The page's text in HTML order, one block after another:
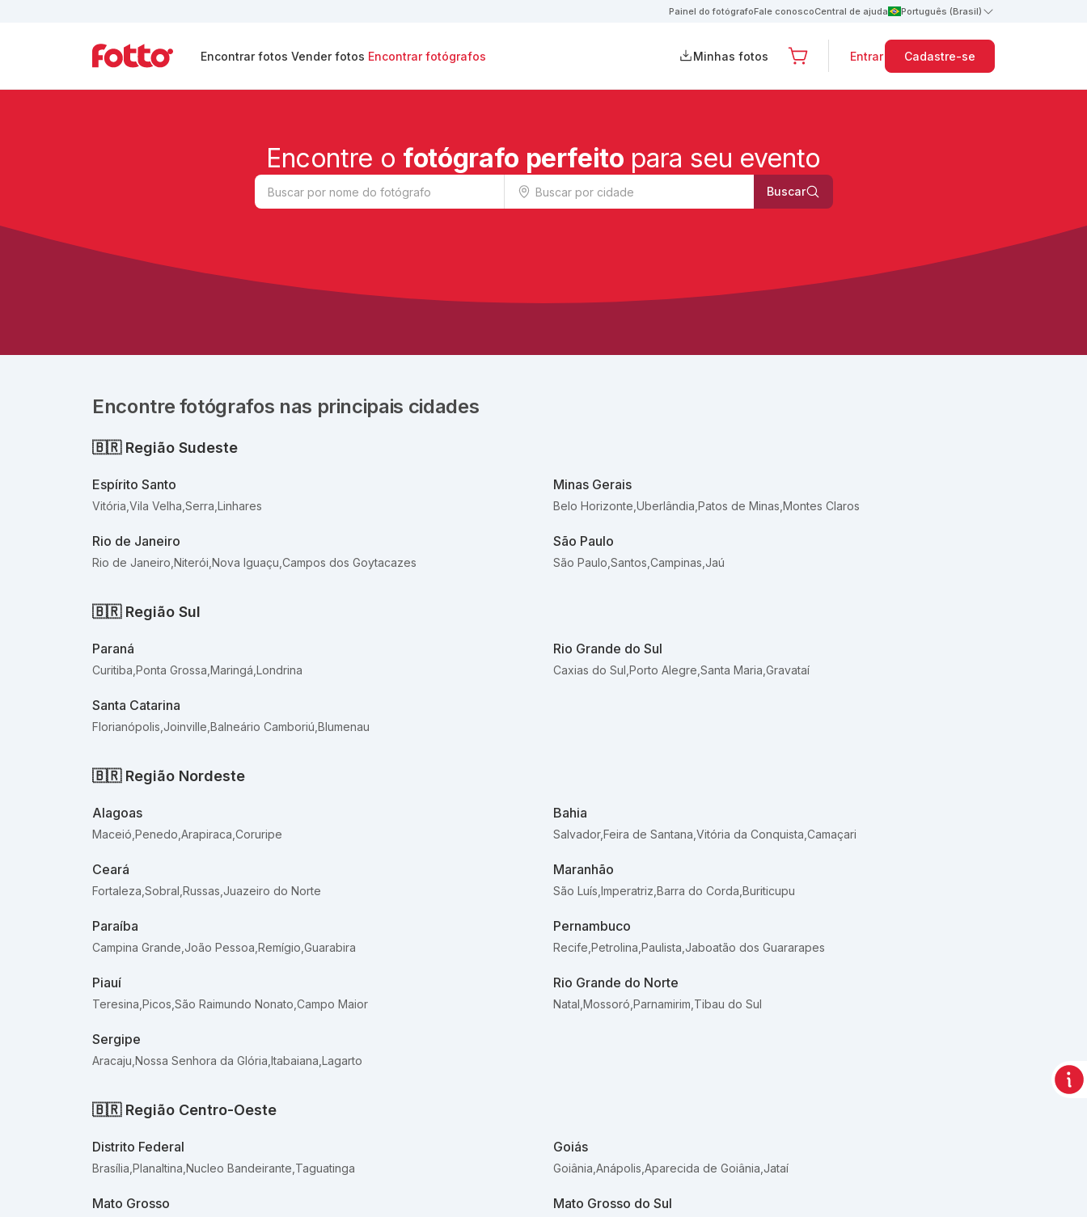
Painel do fotógrafoFale conoscoCentral de ajuda Português (Brasil)
Encontrar fotos Vender fotos Encontrar fotógrafos Minhas fotos Entrar Cadastre-se
Encontre o fotógrafo perfeito para seu evento
Buscar
Encontre fotógrafos nas principais cidades
🇧🇷 Região Sudeste
Espírito Santo
Vitória Vila Velha Serra Linhares
Minas Gerais
Belo Horizonte Uberlândia Patos de Minas Montes Claros
Rio de Janeiro
Rio de Janeiro Niterói Nova Iguaçu Campos dos Goytacazes
São Paulo
São Paulo Santos Campinas Jaú
🇧🇷 Região Sul
Paraná
Curitiba Ponta Grossa Maringá Londrina
Rio Grande do Sul
Caxias do Sul Porto Alegre Santa Maria Gravataí
Santa Catarina
Florianópolis Joinville Balneário Camboriú Blumenau
🇧🇷 Região Nordeste
Alagoas
Maceió Penedo Arapiraca Coruripe
Bahia
Salvador,Feira de Santana Vitória da Conquista Camaçari
Ceará
Fortaleza Sobral Russas Juazeiro do Norte
Maranhão
São Luís Imperatriz Barra do Corda Buriticupu
Paraíba
Campina Grande João Pessoa Remígio Guarabira
Pernambuco
Recife Petrolina Paulista Jaboatão dos Guararapes
Piauí
Teresina Picos São Raimundo Nonato Campo Maior
Rio Grande do Norte
Natal Mossoró Parnamirim Tibau do Sul
Sergipe
Aracaju Nossa Senhora da Glória Itabaiana Lagarto
🇧🇷 Região Centro-Oeste
Distrito Federal
Brasília Planaltina Nucleo Bandeirante Taguatinga
Goiás
Goiânia Anápolis Aparecida de Goiânia Jataí
Mato Grosso Mato Grosso do Sul